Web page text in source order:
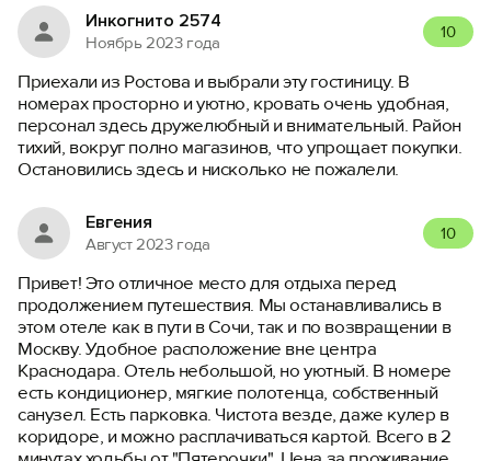
Инкогнито 2574
Ноябрь 2023 года
10
Приехали из Ростова и выбрали эту гостиницу. В
номерах просторно и уютно, кровать очень удобная,
персонал здесь дружелюбный и внимательный. Район
тихий, вокруг полно магазинов, что упрощает покупки.
Остановились здесь и нисколько не пожалели.
Евгения
Август 2023 года
10
Привет! Это отличное место для отдыха перед
продолжением путешествия. Мы останавливались в
этом отеле как в пути в Сочи, так и по возвращении в
Москву. Удобное расположение вне центра
Краснодара. Отель небольшой, но уютный. В номере
есть кондиционер, мягкие полотенца, собственный
санузел. Есть парковка. Чистота везде, даже кулер в
коридоре, и можно расплачиваться картой. Всего в 2